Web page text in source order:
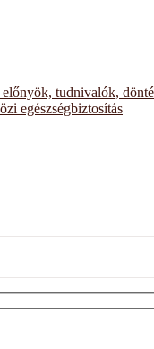
tudnivalók,
egészségbiztosítás